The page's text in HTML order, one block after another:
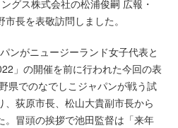
グス株式会社の松浦俊嗣 広報・
長を表敬訪問しました。
ンがニュージーランド女子代表と
」の開催を前に行われた今回の表
県でのなでしこジャパンが戦う試
荻原市長、松山大貴副市長から
。冒頭の挨拶で池田監督は「来年